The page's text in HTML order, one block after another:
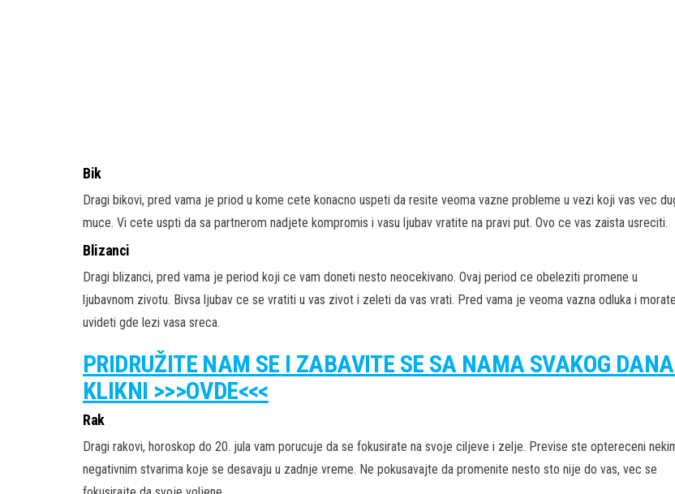
Bik
Dragi bikovi, pred vama je priod u kome cete konacno uspeti da resite veoma vazne probleme u vezi koji vas vec
muce. Vi cete uspti da sa partnerom nadjete kompromis i vasu ljubav vratite na pravi put. Ovo ce vas zaista usreciti.
Blizanci
Dragi blizanci, pred vama je period koji ce vam doneti nesto neocekivano. Ovaj period ce obeleziti promene u
ljubavnom zivotu. Bivsa ljubav ce se vratiti u vas zivot i zeleti da vas vrati. Pred vama je veoma vazna odluka i morate
uvideti gde lezi vasa sreca.
PRIDRUŽITE NAM SE I ZABAVITE SE SA NAMA SVAKOG
KLIKNI >>>OVDE<<<
Rak
Dragi rakovi, horoskop do 20. jula vam porucuje da se fokusirate na svoje ciljeve i zelje. Previse ste optereceni
negativnim stvarima koje se desavaju u zadnje vreme. Ne pokusavajte da promenite nesto sto nije do vas, vec se